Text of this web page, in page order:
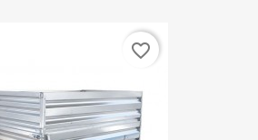
favorite_border